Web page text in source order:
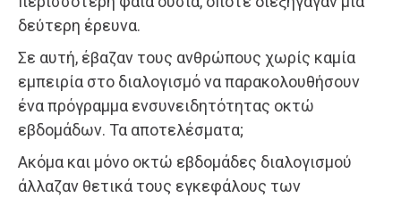
δεύτερη έρευνα.
Σε αυτή, έβαζαν τους ανθρώπους χωρίς καμία
εμπειρία στο διαλογισμό να παρακολουθήσουν
ένα πρόγραμμα ενσυνειδητότητας οκτώ
εβδομάδων. Τα αποτελέσματα;
Ακόμα και μόνο οκτώ εβδομάδες διαλογισμού
άλλαζαν θετικά τους εγκεφάλους των